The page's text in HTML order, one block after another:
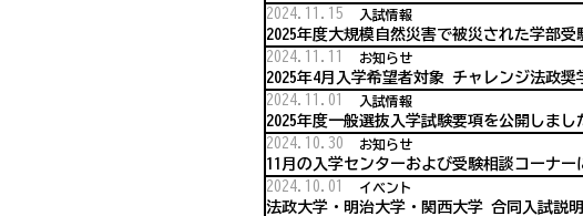
2025年度大規模自然災害で被災された学部
2024.11.15 入試情報
2025年4月入学希望者対象 チャレンジ法政奨
2024.11.11 お知らせ
2025年度一般選抜入学試験要項を公開しまし
2024.11.01 入試情報
11月の入学センターおよび受験相談コーナー
2024.10.30 お知らせ
法政大学・明治大学・関西大学 合同入試説
2024.10.01 イベント